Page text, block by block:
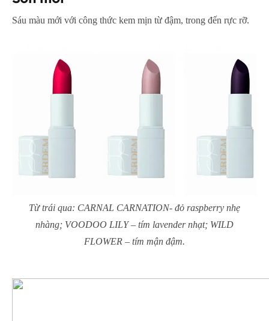
Sáu màu mới với công thức kem mịn từ đậm, trong đến rực rỡ.
Từ trái qua: CARNAL CARNATION- đỏ raspberry nhẹ
nhàng; VOODOO LILY – tím lavender nhạt; WILD
FLOWER – tím mận đậm.